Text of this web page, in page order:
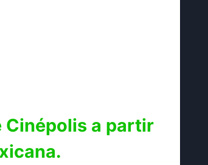
Cinépolis a partir